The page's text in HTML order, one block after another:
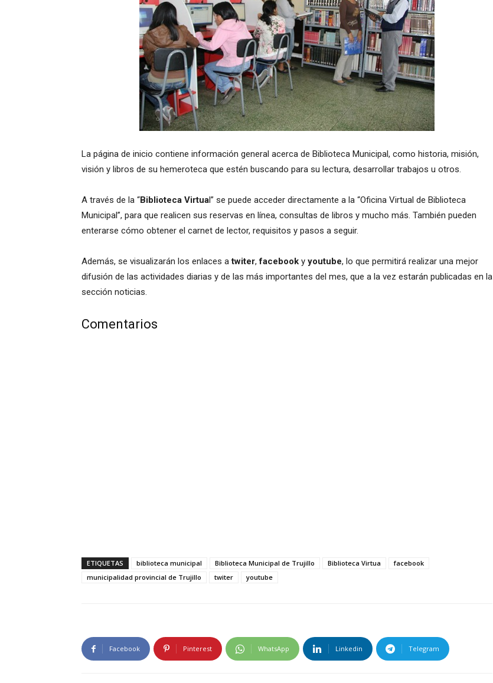
La página de inicio contiene información general acerca de Biblioteca Municipal, como historia, misión,
visión y libros de su hemeroteca que estén buscando para su lectura, desarrollar trabajos u otros.
A través de la “Biblioteca Virtual” se puede acceder directamente a la “Oficina Virtual de Biblioteca
Municipal”, para que realicen sus reservas en línea, consultas de libros y mucho más. También pueden
enterarse cómo obtener el carnet de lector, requisitos y pasos a seguir.
Además, se visualizarán los enlaces atwiter,facebook y youtube, lo que permitirá realizar una mejor
difusión de las actividades diarias y de las más importantes del mes, que a la vez estarán publicadas en la
sección noticias.
Comentarios
ETIQUETAS biblioteca municipal Biblioteca Municipal de Trujillo Biblioteca Virtua
facebook
municipalidad provincial de Trujillo
twiter youtube
Facebook Pinterest WhatsApp Linkedin Telegram